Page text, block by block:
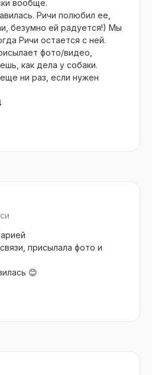
вообще.
Ричи полюбил ее,
безумно ей радуется!) Мы
Ричи остается с ней.
фото/видео,
как дела у собаки.
ни раз, если нужен
присылала фото и
😊